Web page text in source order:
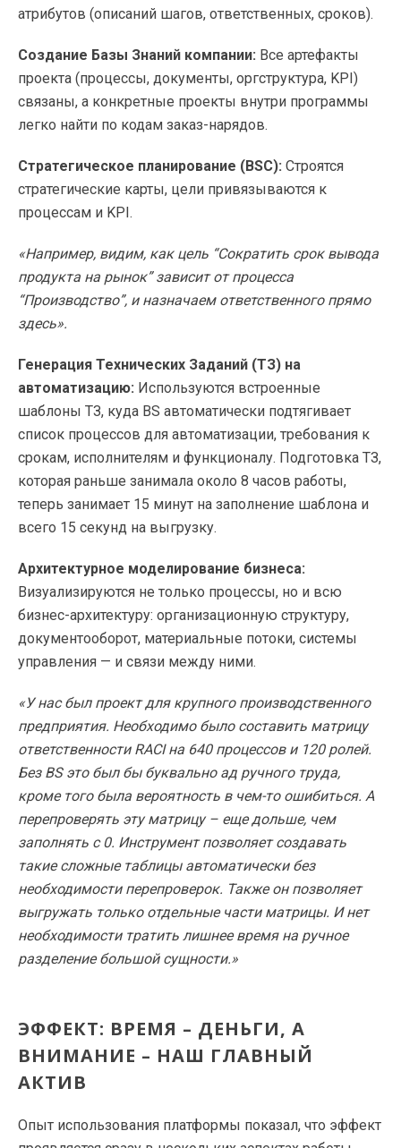
атрибутов (описаний шагов, ответственных, сроков).
Создание Базы Знаний компании: Все артефакты
проекта (процессы, документы, оргструктура, KPI)
связаны, а конкретные проекты внутри программы
легко найти по кодам заказ-нарядов.
Стратегическое планирование (BSC): Строятся
стратегические карты, цели привязываются к
процессам и KPI.
«Например, видим, как цель “Сократить срок вывода
продукта на рынок” зависит от процесса
“Производство”, и назначаем ответственного прямо
здесь».
Генерация Технических Заданий (ТЗ) на
автоматизацию: Используются встроенные
шаблоны ТЗ, куда BS автоматически подтягивает
список процессов для автоматизации, требования к
срокам, исполнителям и функционалу. Подготовка ТЗ,
которая раньше занимала около 8 часов работы,
теперь занимает 15 минут на заполнение шаблона и
всего 15 секунд на выгрузку.
Архитектурное моделирование бизнеса:
Визуализируются не только процессы, но и всю
бизнес-архитектуру: организационную структуру,
документооборот, материальные потоки, системы
управления — и связи между ними.
«У нас был проект для крупного производственного
предприятия. Необходимо было составить матрицу
ответственности RACI на 640 процессов и 120 ролей.
Без BS это был бы буквально ад ручного труда,
кроме того была вероятность в чем-то ошибиться. А
перепроверять эту матрицу – еще дольше, чем
заполнять с 0. Инструмент позволяет создавать
такие сложные таблицы автоматически без
необходимости перепроверок. Также он позволяет
выгружать только отдельные части матрицы. И нет
необходимости тратить лишнее время на ручное
разделение большой сущности.»
ЭФФЕКТ: ВРЕМЯ – ДЕНЬГИ, А
ВНИМАНИЕ – НАШ ГЛАВНЫЙ
АКТИВ
Опыт использования платформы показал, что эффект